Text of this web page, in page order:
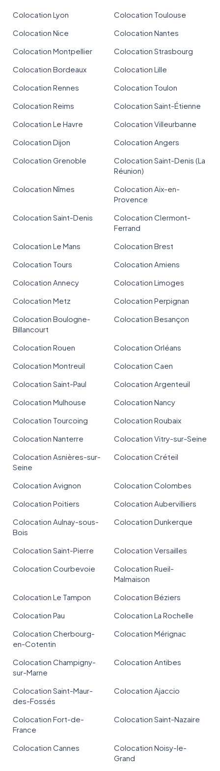
Colocation Lyon
Colocation Toulouse
Colocation Nice
Colocation Nantes
Colocation Montpellier
Colocation Strasbourg
Colocation Bordeaux
Colocation Lille
Colocation Rennes
Colocation Toulon
Colocation Reims
Colocation Saint-Étienne
Colocation Le Havre
Colocation Villeurbanne
Colocation Dijon
Colocation Angers
Colocation Grenoble
Colocation Saint-Denis (La
Réunion)
Colocation Nîmes
Colocation Aix-en-
Provence
Colocation Saint-Denis
Colocation Clermont-
Ferrand
Colocation Le Mans
Colocation Brest
Colocation Tours
Colocation Amiens
Colocation Annecy
Colocation Limoges
Colocation Metz
Colocation Perpignan
Colocation Boulogne-
Billancourt
Colocation Besançon
Colocation Rouen
Colocation Orléans
Colocation Montreuil
Colocation Caen
Colocation Saint-Paul
Colocation Argenteuil
Colocation Mulhouse
Colocation Nancy
Colocation Tourcoing
Colocation Roubaix
Colocation Nanterre
Colocation Vitry-sur-Seine
Colocation Asnières-sur-
Seine
Colocation Créteil
Colocation Avignon
Colocation Colombes
Colocation Poitiers
Colocation Aubervilliers
Colocation Aulnay-sous-
Bois
Colocation Dunkerque
Colocation Saint-Pierre
Colocation Versailles
Colocation Courbevoie
Colocation Rueil-
Malmaison
Colocation Le Tampon
Colocation Béziers
Colocation Pau
Colocation La Rochelle
Colocation Cherbourg-
en-Cotentin
Colocation Mérignac
Colocation Champigny-
sur-Marne
Colocation Antibes
Colocation Saint-Maur-
des-Fossés
Colocation Ajaccio
Colocation Fort-de-
France
Colocation Saint-Nazaire
Colocation Cannes
Colocation Noisy-le-
Grand